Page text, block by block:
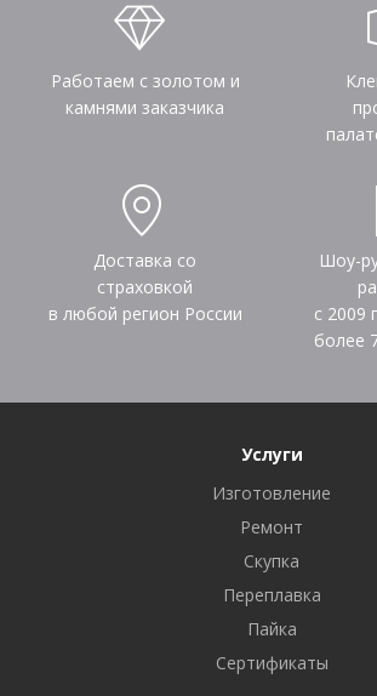
Работаем с золотом и
камнями заказчика
Доставка со
страховкой
в любой регион России
Шоу-
с 2009
более
Услуги
Изготовление
Ремонт
Скупка
Переплавка
Пайка
Сертификаты